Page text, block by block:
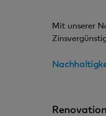
Mit unserer